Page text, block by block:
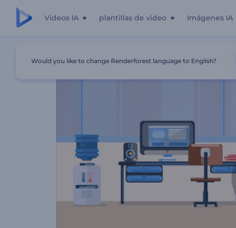
Videos IA plantillas de video Imágenes IA
Would you like to change Renderforest language to English?